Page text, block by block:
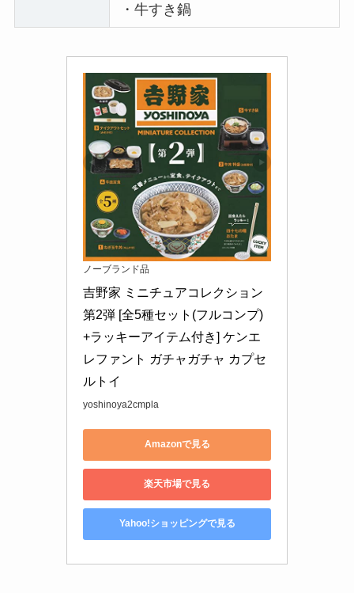
・牛すき鍋
ノーブランド品
吉野家 ミニチュアコレクション
第2弾 [全5種セット(フルコンプ)
+ラッキーアイテム付き] ケンエ
レファント ガチャガチャ カプセ
ルトイ
yoshinoya2cmpla
Amazonで見る
楽天市場で見る
Yahoo!ショッピングで見る